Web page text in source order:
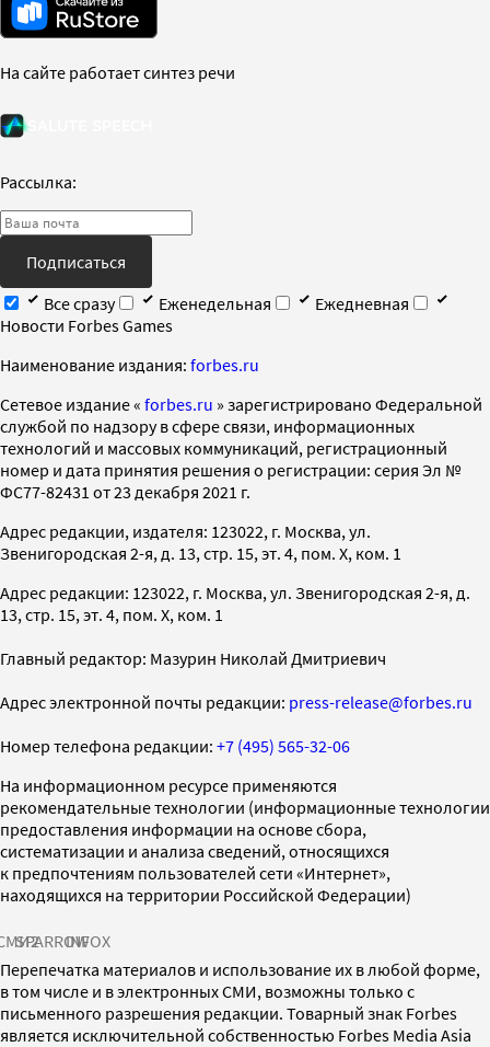
На сайте работает синтез речи
Рассылка:
Подписаться
Все сразу
Еженедельная
Ежедневная
Новости Forbes Games
Наименование издания: forbes.ru
Cетевое издание « forbes.ru » зарегистрировано Федеральной
службой по надзору в сфере связи, информационных
технологий и массовых коммуникаций, регистрационный
номер и дата принятия решения о регистрации: серия Эл №
ФС77-82431 от 23 декабря 2021 г.
Адрес редакции, издателя: 123022, г. Москва, ул.
Звенигородская 2-я, д. 13, стр. 15, эт. 4, пом. X, ком. 1
Адрес редакции: 123022, г. Москва, ул. Звенигородская 2-я, д.
13, стр. 15, эт. 4, пом. X, ком. 1
Главный редактор: Мазурин Николай Дмитриевич
Адрес электронной почты редакции: press-release@forbes.ru
Номер телефона редакции: +7 (495) 565-32-06
На информационном ресурсе применяются
рекомендательные технологии (информационные технологии
предоставления информации на основе сбора,
систематизации и анализа сведений, относящихся
к предпочтениям пользователей сети «Интернет»,
находящихся на территории Российской Федерации)
SPARROWINFOX
Перепечатка материалов и использование их в любой форме,
в том числе и в электронных СМИ, возможны только с
письменного разрешения редакции. Товарный знак Forbes
является исключительной собственностью Forbes Media Asia